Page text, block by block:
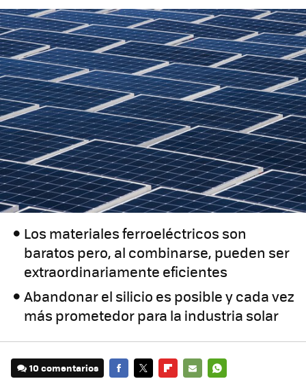
Los materiales ferroeléctricos son
baratos pero, al combinarse, pueden ser
extraordinariamente eficientes
Abandonar el silicio es posible y cada vez
más prometedor para la industria solar
10 comentarios